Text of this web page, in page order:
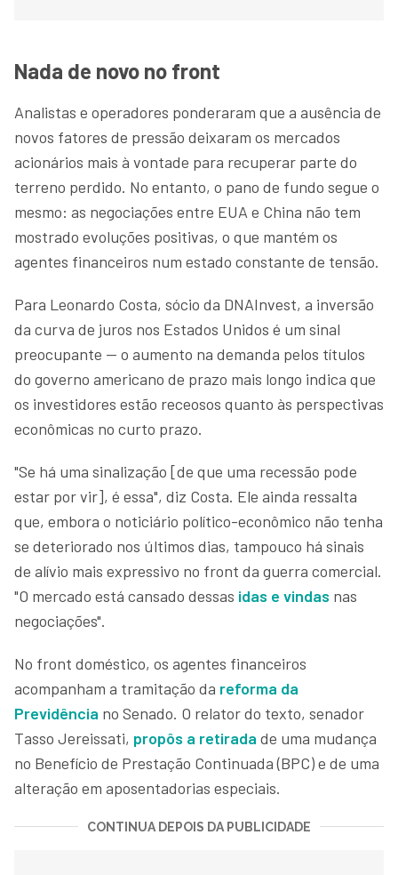
Nada de novo no front
Analistas e operadores ponderaram que a ausência de
novos fatores de pressão deixaram os mercados
acionários mais à vontade para recuperar parte do
terreno perdido. No entanto, o pano de fundo segue o
mesmo: as negociações entre EUA e China não tem
mostrado evoluções positivas, o que mantém os
agentes financeiros num estado constante de tensão.
Para Leonardo Costa, sócio da DNAInvest, a inversão
da curva de juros nos Estados Unidos é um sinal
preocupante — o aumento na demanda pelos títulos
do governo americano de prazo mais longo indica que
os investidores estão receosos quanto às perspectivas
econômicas no curto prazo.
"Se há uma sinalização [de que uma recessão pode
estar por vir], é essa", diz Costa. Ele ainda ressalta
que, embora o noticiário político-econômico não tenha
se deteriorado nos últimos dias, tampouco há sinais
de alívio mais expressivo no front da guerra comercial.
"O mercado está cansado dessas idas e vindas nas
negociações".
No front doméstico, os agentes financeiros
acompanham a tramitação da reforma da
Previdência no Senado. O relator do texto, senador
Tasso Jereissati, propôs a retirada de uma mudança
no Benefício de Prestação Continuada (BPC) e de uma
alteração em aposentadorias especiais.
CONTINUA DEPOIS DA PUBLICIDADE